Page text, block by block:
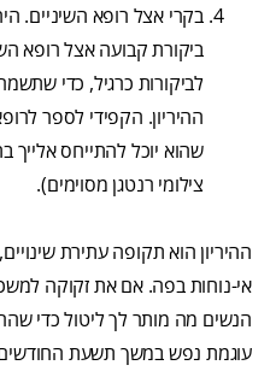
בקרי אצל רופא השיניים.
ביקורת קבועה אצל רופא
לביקורות כרגיל, כדי
ההיריון. הקפידי לספר
שהוא יוכל להתייחס
צילומי רנטגן מסוימים).
ההיריון הוא תקופה עתירת
אי-נוחות בפה. אם את זקוקה
הנשים מה מותר לך ליטול כדי
עוגמת נפש במשך תשעת החודשים.